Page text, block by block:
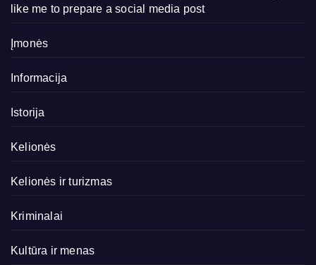
like me to prepare a social media post
Įmonės
Informacija
Istorija
Kelionės
Kelionės ir turizmas
Kriminalai
Kultūra ir menas